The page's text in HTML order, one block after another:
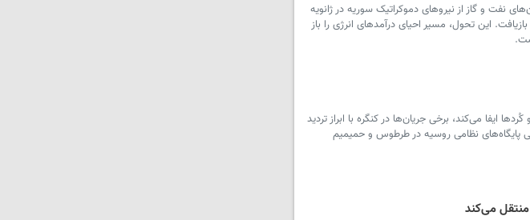
و گاز از نیروهای دموکراتیک سوریه در ژانویه
این تحول، مسیر احیای درآمدهای انرژی را باز
می‌کند، برخی جریان‌ها در کنگره با ابراز تردید
پایگاه‌های نظامی روسیه در طرطوس و حمیمیم
منتقل می‌کند